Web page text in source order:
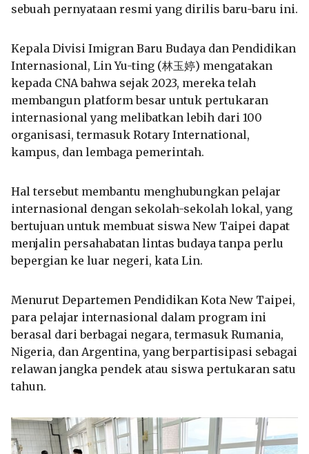
sebuah pernyataan resmi yang dirilis baru-baru ini.
Kepala Divisi Imigran Baru Budaya dan Pendidikan
Internasional, Lin Yu-ting (林玉婷) mengatakan
kepada CNA bahwa sejak 2023, mereka telah
membangun platform besar untuk pertukaran
internasional yang melibatkan lebih dari 100
organisasi, termasuk Rotary International,
kampus, dan lembaga pemerintah.
Hal tersebut membantu menghubungkan pelajar
internasional dengan sekolah-sekolah lokal, yang
bertujuan untuk membuat siswa New Taipei dapat
menjalin persahabatan lintas budaya tanpa perlu
bepergian ke luar negeri, kata Lin.
Menurut Departemen Pendidikan Kota New Taipei,
para pelajar internasional dalam program ini
berasal dari berbagai negara, termasuk Rumania,
Nigeria, dan Argentina, yang berpartisipasi sebagai
relawan jangka pendek atau siswa pertukaran satu
tahun.